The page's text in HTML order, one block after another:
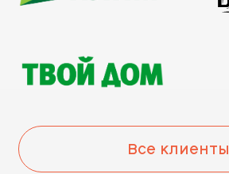
Все клиенты